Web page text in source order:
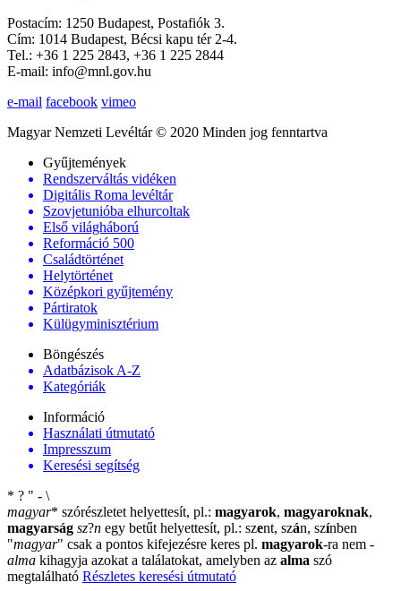
Postacím: 1250 Budapest, Postafiók 3.
Cím: 1014 Budapest, Bécsi kapu tér 2-4.
Tel.: +36 1 225 2843, +36 1 225 2844
E-mail: info@mnl.gov.hu
e-mail facebook vimeo
Magyar Nemzeti Levéltár © 2020 Minden jog fenntartva
Gyűjtemények
Rendszerváltás vidéken
Digitális Roma levéltár
Szovjetunióba elhurcoltak
Első világháború
Reformáció 500
Családtörténet
Helytörténet
Középkori gyűjtemény
Pártiratok
Külügyminisztérium
Böngészés
Adatbázisok A-Z
Kategóriák
Információ
Használati útmutató
Impresszum
Keresési segítség
* ? " - \
magyar* szórészletet helyettesít, pl.: magyarok, magyaroknak,
magyarság sz?n egy betűt helyettesít, pl.: szent, szán, színben
"magyar" csak a pontos kifejezésre keres pl. magyarok-ra nem -
alma kihagyja azokat a találatokat, amelyben az alma szó
megtalálható Részletes keresési útmutató